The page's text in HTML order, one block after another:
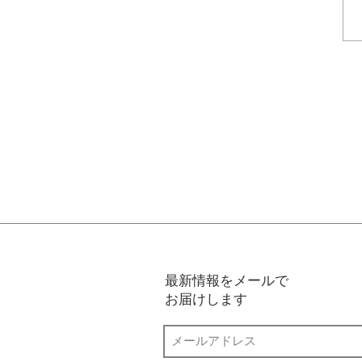
最新情報をメールで
お届けします